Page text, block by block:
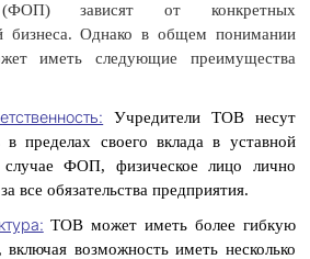
(ФОП) зависят от конкретных
бизнеса. Однако в общем понимании
иметь следующие преимущества
Учредители ТОВ несут
в пределах своего вклада в уставной
ФОП, физическое лицо лично
все обязательства предприятия.
ТОВ может иметь более гибкую
включая возможность иметь несколько